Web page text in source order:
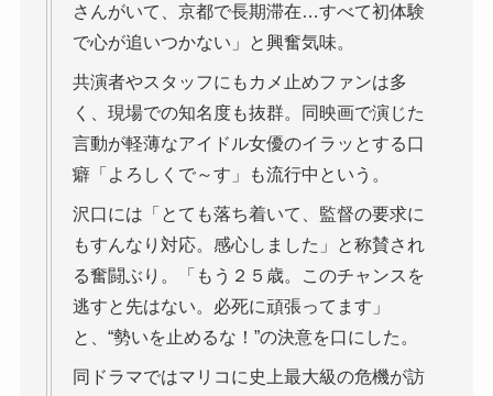
さんがいて、京都で長期滞在…すべて初体験
で心が追いつかない」と興奮気味。
共演者やスタッフにもカメ止めファンは多
く、現場での知名度も抜群。同映画で演じた
言動が軽薄なアイドル女優のイラッとする口
癖「よろしくで～す」も流行中という。
沢口には「とても落ち着いて、監督の要求に
もすんなり対応。感心しました」と称賛され
る奮闘ぶり。「もう２５歳。このチャンスを
逃すと先はない。必死に頑張ってます」
と、“勢いを止めるな！”の決意を口にした。
同ドラマではマリコに史上最大級の危機が訪